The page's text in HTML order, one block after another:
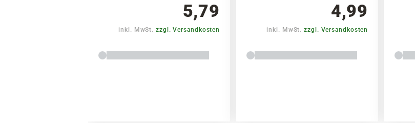
5,79
inkl. MwSt.zzgl. Versandkosten
4,99
inkl. MwSt.zzgl. Versandkosten